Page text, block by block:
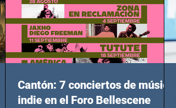
Cantón: 7 conciertos de música
indie en el Foro Bellescene